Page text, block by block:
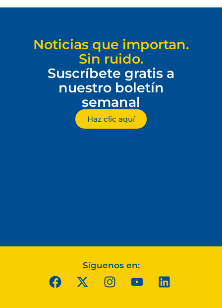
Noticias que importan.
Sin ruido.
Suscríbete gratis a
nuestro boletín
semanal
Haz clic aquí
Síguenos en: